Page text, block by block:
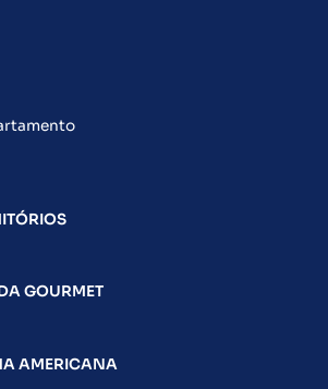
GOURMET
AMERICANA